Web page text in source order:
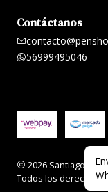
Contáctanos
56999495046
2026 Santiago
Todos los derechos